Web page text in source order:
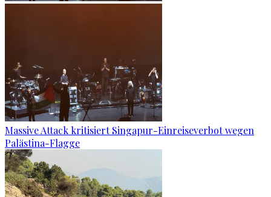
Massive Attack kritisiert Singapur-Einreiseverbot wegen
Palästina-Flagge